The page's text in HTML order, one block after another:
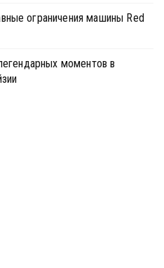
ограничения машины Red
моментов в